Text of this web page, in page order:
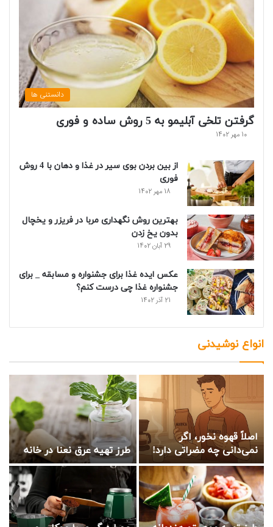
دانستنی ها
گرفتن تلخی آبلیمو به 5 روش ساده و فوری
10 مهر 1402
از بین بردن بوی سیر در غذا و دهان با 4 روش
فوری
18 مهر 1402
بهترین روش نگهداری مربا در فریزر و یخچال
بدون یخ زدن
29 آبان 1402
عکس ایده غذا برای جشنواره و مسابقه _ برای
جشنواره غذا چی درست کنم؟
21 آذر 1402
انواع نوشیدنی
اصلاً قهوه نخور، اگر
نمی‌دانی چه مضراتی دارد!
طرز تهیه عرق نعنا در خانه